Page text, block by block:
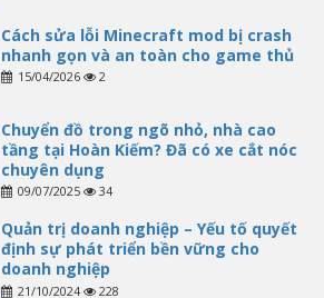
Cách sửa lỗi Minecraft mod bị crash
nhanh gọn và an toàn cho game thủ
15/04/2026 2
Chuyển đồ trong ngõ nhỏ, nhà cao
tầng tại Hoàn Kiếm? Đã có xe cắt nóc
chuyên dụng
09/07/2025 34
Quản trị doanh nghiệp – Yếu tố quyết
định sự phát triển bền vững cho
doanh nghiệp
21/10/2024 228